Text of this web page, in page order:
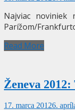
Najviac noviniek
Parížom/
Read More
Ženeva
17. marca 20126.